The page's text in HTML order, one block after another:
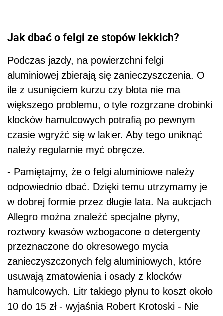
Jak dbać o felgi ze stopów lekkich?
Podczas jazdy, na powierzchni felgi
aluminiowej zbierają się zanieczyszczenia. O
ile z usunięciem kurzu czy błota nie ma
większego problemu, o tyle rozgrzane drobinki
klocków hamulcowych potrafią po pewnym
czasie wgryźć się w lakier. Aby tego uniknąć
należy regularnie myć obręcze.
- Pamiętajmy, że o felgi aluminiowe należy
odpowiednio dbać. Dzięki temu utrzymamy je
w dobrej formie przez długie lata. Na aukcjach
Allegro można znaleźć specjalne płyny,
roztwory kwasów wzbogacone o detergenty
przeznaczone do okresowego mycia
zanieczyszczonych felg aluminiowych, które
usuwają zmatowienia i osady z klocków
hamulcowych. Litr takiego płynu to koszt około
10 do 15 zł - wyjaśnia Robert Krotoski - Nie